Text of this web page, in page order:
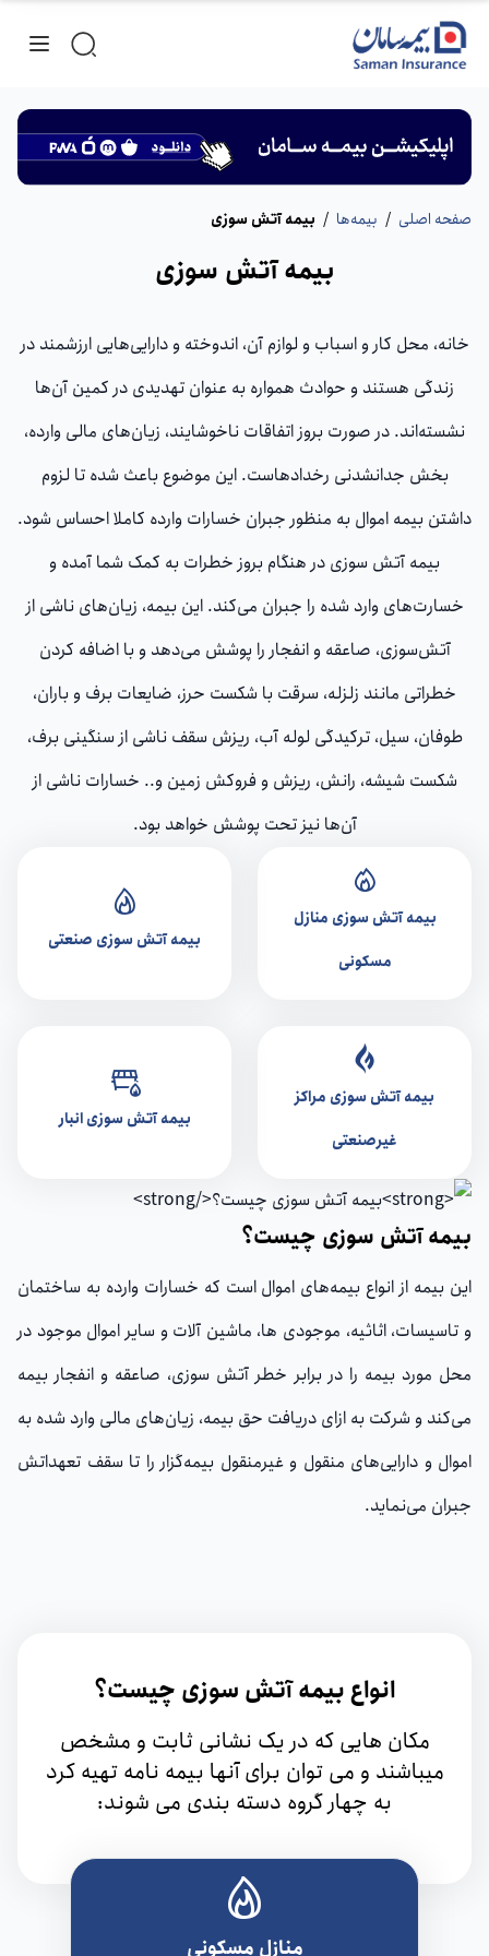
صفحه اصلی / بیمه‌ها / بیمه آتش سوزی
بیمه آتش سوزی
خانه، محل کار و اسباب و لوازم آن، اندوخته و دارایی‌هایی ارزشمند در
زندگی هستند و حوادث همواره به عنوان تهدیدی در کمین آن‌ها
نشسته‌اند. در صورت بروز اتفاقات ناخوشایند، زیان‌های مالی وارده،
بخش جدانشدنی رخدادهاست. این موضوع باعث شده تا لزوم
داشتن بیمه اموال به منظور جبران خسارات وارده کاملا احساس شود.
بیمه آتش سوزی در هنگام بروز خطرات به کمک شما آمده و
خسارت‌های وارد شده را جبران می‌کند. این بیمه، زیان‌های ناشی از
آتش‌سوزی، صاعقه و انفجار را پوشش می‌دهد و با اضافه کردن
خطراتی مانند زلزله، سرقت با شکست حرز، ضایعات برف و باران،
طوفان، سیل، ترکیدگی لوله آب، ریزش سقف ناشی از سنگینی برف،
شکست شیشه، رانش، ریزش و فروکش زمین و.. خسارات ناشی از
آن‌ها نیز تحت پوشش خواهد بود.
بیمه آتش سوزی منازل
مسکونی
بیمه آتش سوزی صنعتی
بیمه آتش سوزی مراکز
غیرصنعتی
بیمه آتش سوزی انبار
بیمه آتش سوزی چیست؟
این بیمه از انواع بیمه‌های اموال است که خسارات وارده به ساختمان
و تاسیسات، اثاثیه، موجودی ها، ماشین آلات و سایر اموال موجود در
محل مورد بیمه را در برابر خطر آتش سوزی، صاعقه و انفجار بیمه
می‌کند و شرکت به ازای دریافت حق بیمه، زیان‌های مالی وارد شده به
اموال و دارایی‌های منقول و غیرمنقول بیمه‌گزار را تا سقف تعهداتش
جبران می‌نماید.
انواع بیمه آتش سوزی چیست؟
مکان هایی که در یک نشانی ثابت و مشخص
میباشند و می توان برای آنها بیمه نامه تهیه کرد
به چهار گروه دسته بندی می شوند:
منازل مسکونی